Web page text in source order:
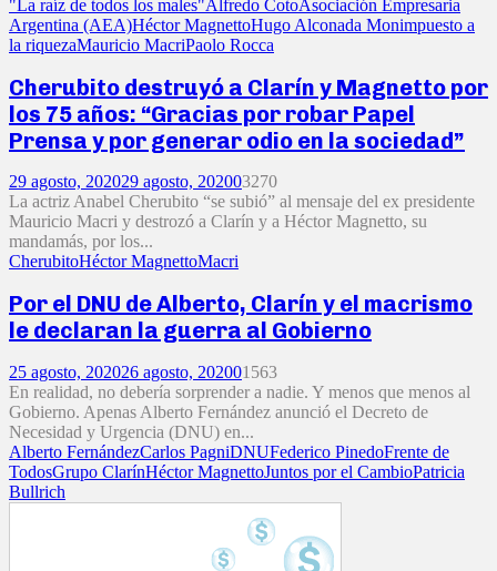
"La raíz de todos los males"Alfredo CotoAsociación Empresaria
Argentina (AEA)Héctor MagnettoHugo Alconada Monimpuesto a
la riquezaMauricio MacriPaolo Rocca
Cherubito destruyó a Clarín y Magnetto por
los 75 años: “Gracias por robar Papel
Prensa y por generar odio en la sociedad”
29 agosto, 202029 agosto, 202003270
La actriz Anabel Cherubito “se subió” al mensaje del ex presidente
Mauricio Macri y destrozó a Clarín y a Héctor Magnetto, su
mandamás, por los...
CherubitoHéctor MagnettoMacri
Por el DNU de Alberto, Clarín y el macrismo
le declaran la guerra al Gobierno
25 agosto, 202026 agosto, 202001563
En realidad, no debería sorprender a nadie. Y menos que menos al
Gobierno. Apenas Alberto Fernández anunció el Decreto de
Necesidad y Urgencia (DNU) en...
Alberto FernándezCarlos PagniDNUFederico PinedoFrente de
TodosGrupo ClarínHéctor MagnettoJuntos por el CambioPatricia
Bullrich